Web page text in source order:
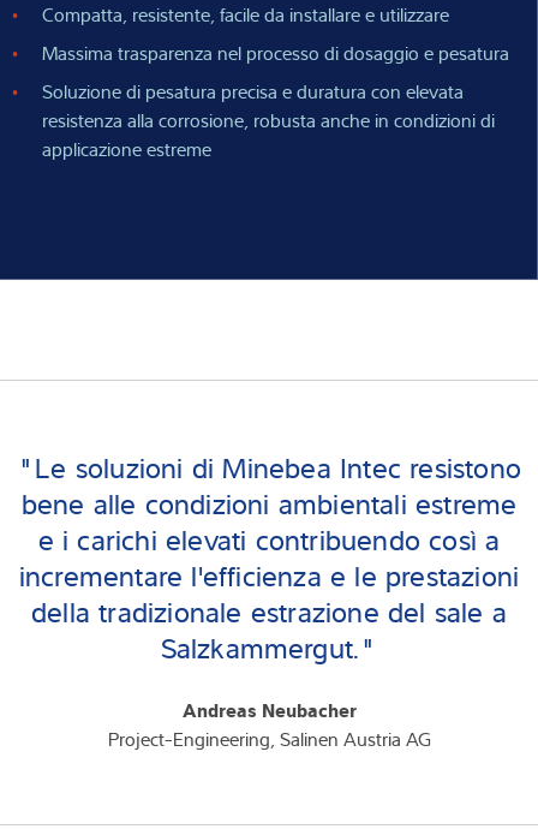
Compatta, resistente, facile da installare e utilizzare
Massima trasparenza nel processo di dosaggio e pesatura
Soluzione di pesatura precisa e duratura con elevata
resistenza alla corrosione, robusta anche in condizioni di
applicazione estreme
"Le soluzioni di Minebea Intec resistono
bene alle condizioni ambientali estreme
e i carichi elevati contribuendo così a
incrementare l'efficienza e le prestazioni
della tradizionale estrazione del sale a
Salzkammergut."
Andreas Neubacher
Project-Engineering, Salinen Austria AG